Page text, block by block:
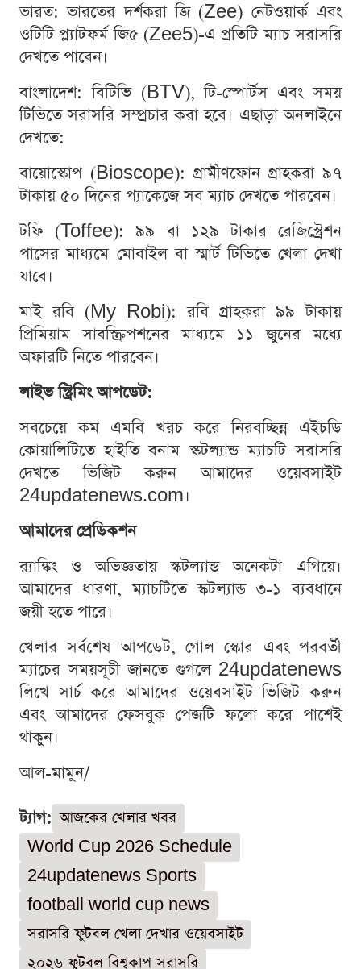
ভারত: ভারতের দর্শকরা জি (Zee) নেটওয়ার্ক এবং
ওটিটি প্ল্যাটফর্ম জি৫ (Zee5)-এ প্রতিটি ম্যাচ সরাসরি
দেখতে পাবেন।
বাংলাদেশ: বিটিভি (BTV), টি-স্পোর্টস এবং সময়
টিভিতে সরাসরি সম্প্রচার করা হবে। এছাড়া অনলাইনে
দেখতে:
বায়োস্কোপ (Bioscope): গ্রামীণফোন গ্রাহকরা ৯৭
টাকায় ৫০ দিনের প্যাকেজে সব ম্যাচ দেখতে পারবেন।
টফি (Toffee): ৯৯ বা ১২৯ টাকার রেজিস্ট্রেশন
পাসের মাধ্যমে মোবাইল বা স্মার্ট টিভিতে খেলা দেখা
যাবে।
মাই রবি (My Robi): রবি গ্রাহকরা ৯৯ টাকায়
প্রিমিয়াম সাবস্ক্রিপশনের মাধ্যমে ১১ জুনের মধ্যে
অফারটি নিতে পারবেন।
লাইভ স্ট্রিমিং আপডেট:
সবচেয়ে কম এমবি খরচ করে নিরবচ্ছিন্ন এইচডি
কোয়ালিটিতে হাইতি বনাম স্কটল্যান্ড ম্যাচটি সরাসরি
দেখতে ভিজিট করুন আমাদের ওয়েবসাইট
24updatenews.com।
আমাদের প্রেডিকশন
র‍্যাঙ্কিং ও অভিজ্ঞতায় স্কটল্যান্ড অনেকটা এগিয়ে।
আমাদের ধারণা, ম্যাচটিতে স্কটল্যান্ড ৩-১ ব্যবধানে
জয়ী হতে পারে।
খেলার সর্বশেষ আপডেট, গোল স্কোর এবং পরবর্তী
ম্যাচের সময়সূচী জানতে গুগলে 24updatenews
লিখে সার্চ করে আমাদের ওয়েবসাইট ভিজিট করুন
এবং আমাদের ফেসবুক পেজটি ফলো করে পাশেই
থাকুন।
আল-মামুন/
ট্যাগ: আজকের খেলার খবর
World Cup 2026 Schedule
24updatenews Sports
football world cup news
সরাসরি ফুটবল খেলা দেখার ওয়েবসাইট
২০২৬ ফুটবল বিশ্বকাপ সরাসরি